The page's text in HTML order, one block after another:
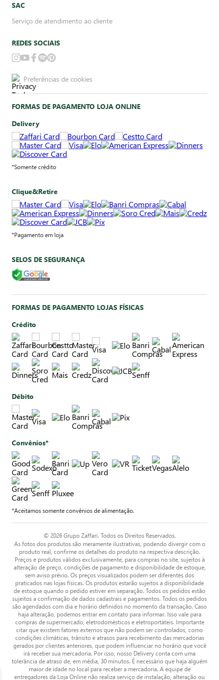
SAC
Serviço de atendimento ao cliente
REDES SOCIAIS
Preferências de cookies
FORMAS DE PAGAMENTO LOJA ONLINE
Delivery
*Somente crédito
Clique&Retire
*Pagamento em loja
SELOS DE SEGURANÇA
FORMAS DE PAGAMENTO LOJAS FÍSICAS
Crédito
Débito
Convênios*
*Aceitamos somente convênios de alimentação.
© 2026 Grupo Zaffari. Todos os Direitos Reservados.
As fotos dos produtos são meramente ilustrativas, podendo divergir com o
produto real, confirme os detalhes do produto na respectiva descrição.
Preços e produtos válidos exclusivamente, para compras no site, sujeitos à
alteração de preço, condições de pagamento e disponibilidade de estoque,
sem aviso prévio. Os preços visualizados podem ser diferentes dos
praticados nas lojas físicas. Os produtos estarão sujeitos a disponibilidade
de estoque quando o pedido estiver em separação. Todos os pedidos estão
sujeitos a confirmação de dados cadastrais e pagamentos. Todos os pedidos
são agendados com dia e horário definidos no momento da transação. Caso
haja alteração, podemos entrar em contato para informar. Isso vale para
compras de supermercado, eletrodomésticos e eletroportáteis. Importante
citar que existem fatores externos que não podem ser controlados, como
condições climáticas, trânsito e atrasos para recebimento das mercadorias
gerados por clientes anteriores, que podem influenciar no horário que você
irá receber sua mercadoria. Por isso, nosso Delivery conta com uma
tolerância de atraso de, em média, 30 minutos. É necessário que haja alguém
maior de idade no local para receber a mercadoria. A equipe de
entregadores da Loja Online não realiza serviço de instalação, alteração ou